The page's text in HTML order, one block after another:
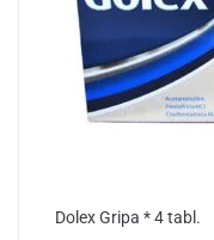
Dolex Gripa * 4 tabl.